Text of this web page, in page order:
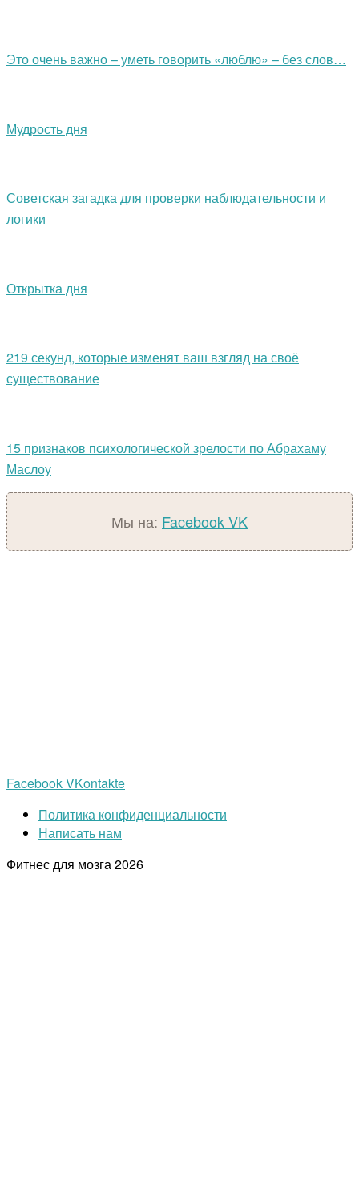
Это очень важно – уметь говорить «люблю» – без слов…
Мудрость дня
Советская загадка для проверки наблюдательности и
логики
Открытка дня
219 секунд, которые изменят ваш взгляд на своё
существование
15 признаков психологической зрелости по Абрахаму
Маслоу
Мы на: FacebookVK
FacebookVKontakte
Политика конфиденциальности
Написать нам
Фитнес для мозга2026